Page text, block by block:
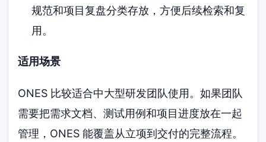
规范和项目复盘分类存放，方便后续检索和复
用。
适用场景
ONES 比较适合中大型研发团队使用。如果团队
需要把需求文档、测试用例和项目进度放在一起
管理，ONES 能覆盖从立项到交付的完整流程。